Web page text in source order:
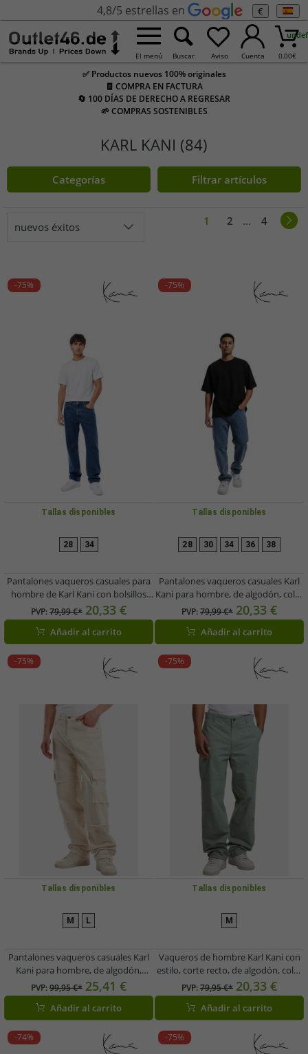
4,8/5 estrellas en €
El menú Buscar Aviso Cuenta 0,00€
✅ Productos nuevos 100% originales
🧾 COMPRA EN FACTURA
🔄 100 DÍAS DE DERECHO A REGRESAR
🌱 COMPRAS SOSTENIBLES
KARL KANI (84)
Categorías Filtrar artículos
nuevos éxitos 1 2 ... 4
-75%
Tallas disponibles
28 34
Pantalones vaqueros casuales para
hombre de Karl Kani con bolsillos
con cremallera, algodón de 650
g/m², color azul.
PVP:79,99 €* 20,33 €
Añadir al carrito
-75%
Tallas disponibles
28 30 34 36 38
Pantalones vaqueros casuales Karl
Kani para hombre, de algodón, color
azul.
PVP:79,99 €* 20,33 €
Añadir al carrito
-75%
Tallas disponibles
M L
Pantalones vaqueros casuales Karl
Kani para hombre, de algodón,
blancos.
PVP:99,95 €* 25,41 €
Añadir al carrito
-75%
Tallas disponibles
M
Vaqueros de hombre Karl Kani con
estilo, corte recto, de algodón, color
verde.
PVP:79,95 €* 20,33 €
Añadir al carrito
-74% -75%